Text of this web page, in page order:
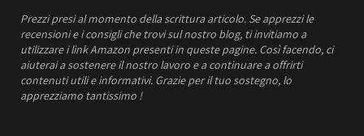
Prezzi presi al momento della scrittura articolo. Se apprezzi le
recensioni e i consigli che trovi sul nostro blog, ti invitiamo a
utilizzare i link Amazon presenti in queste pagine. Così facendo, ci
aiuterai a sostenere il nostro lavoro e a continuare a offrirti
contenuti utili e informativi. Grazie per il tuo sostegno, lo
apprezziamo tantissimo !